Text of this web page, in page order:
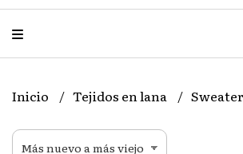
Inicio Tejidos en lana